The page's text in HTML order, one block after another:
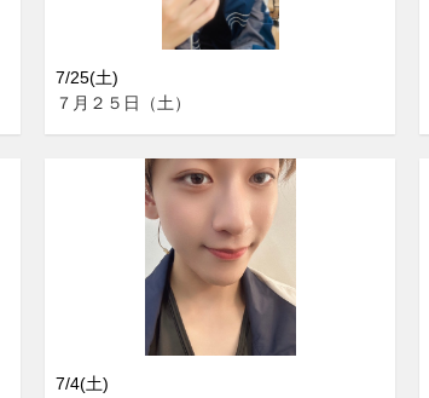
7/25(土)
７月２５日（土）
7/4(土)